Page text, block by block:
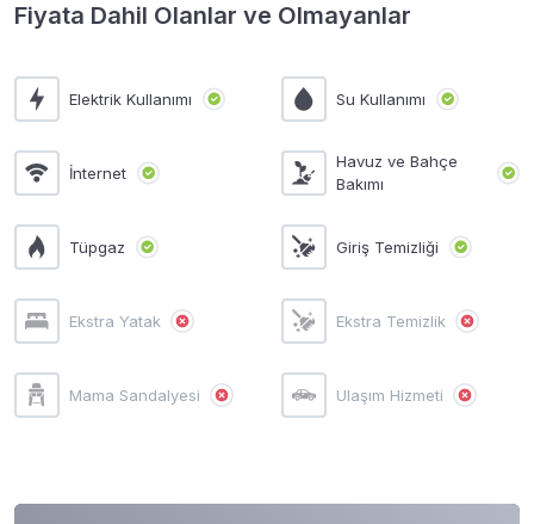
Fiyata Dahil Olanlar ve Olmayanlar
Elektrik Kullanımı Su Kullanımı
İnternet
Havuz ve Bahçe
Bakımı
Tüpgaz Giriş Temizliği
Ekstra Yatak Ekstra Temizlik
Mama Sandalyesi Ulaşım Hizmeti